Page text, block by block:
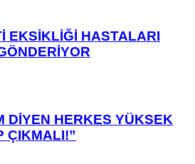
EKSİKLİĞİ HASTALARI
DİYEN HERKES YÜKSEK
ÇIKMALI!”